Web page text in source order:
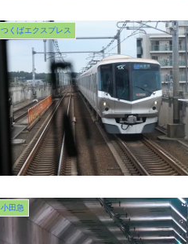
つくばエクスプレス
小田急